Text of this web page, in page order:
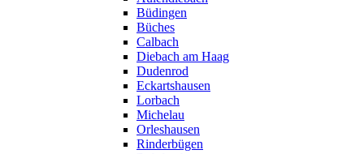
Büdingen
Büches
Calbach
Diebach am Haag
Dudenrod
Eckartshausen
Lorbach
Michelau
Orleshausen
Rinderbügen